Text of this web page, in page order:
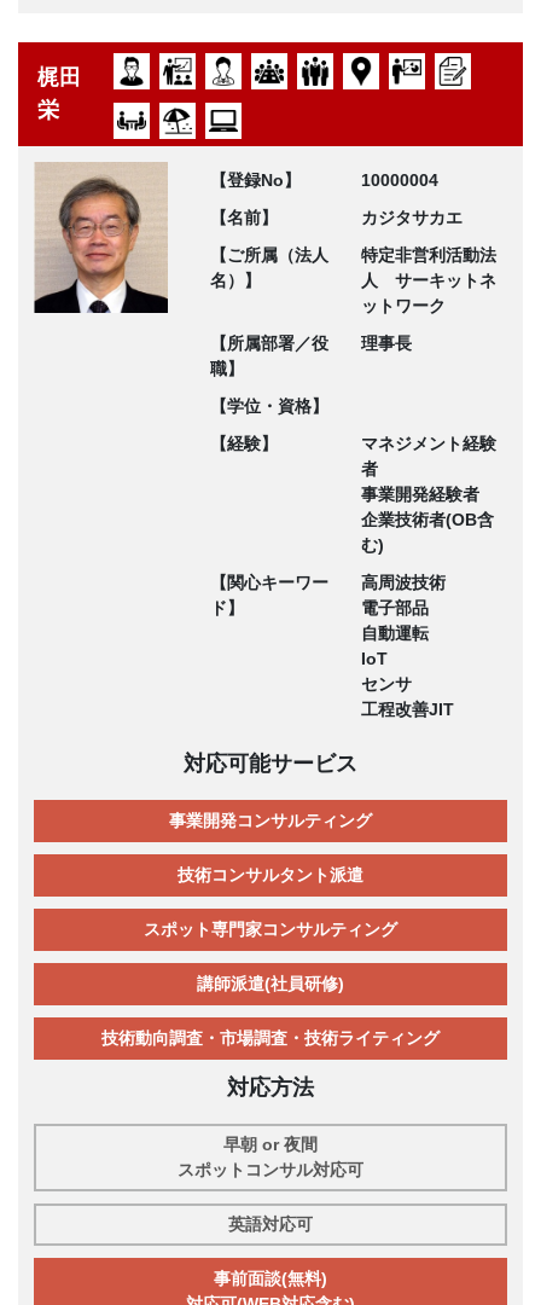
梶田
栄
【登録No】
10000004
【名前】
カジタサカエ
【ご所属（法人
名）】
特定非営利活動法
人 サーキットネ
ットワーク
【所属部署／役
職】
理事長
【学位・資格】
【経験】
マネジメント経験
者
事業開発経験者
企業技術者(OB含
む)
【関心キーワー
ド】
高周波技術
電子部品
自動運転
IoT
センサ
工程改善JIT
対応可能サービス
事業開発コンサルティング
技術コンサルタント派遣
スポット専門家コンサルティング
講師派遣(社員研修)
技術動向調査・市場調査・技術ライティング
対応方法
早朝 or 夜間
スポットコンサル対応可
英語対応可
事前面談(無料)